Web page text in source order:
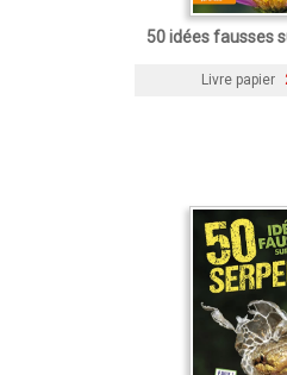
50 idées fausses
Livre papier